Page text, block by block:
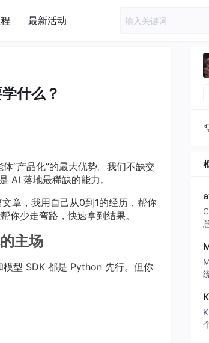
最新活动
什么？
“产品化”的最大优势。我们不缺交
AI 落地最稀缺的能力。
章，我用自己从0到1的经历，帮你
你少走弯路，快速拿到结果。
主场
型 SDK 都是 Python 先行。但你